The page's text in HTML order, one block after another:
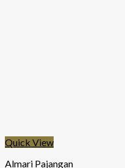
Quick View
Almari Pajangan